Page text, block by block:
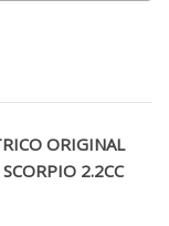
ORIGINAL
2.2CC